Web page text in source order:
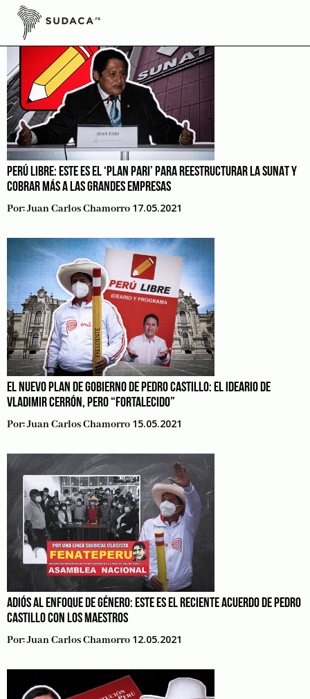
Skip
content
PERÚ LIBRE: ESTE ES EL ‘PLAN PARI’ PARA REESTRUCTURAR LA SUNAT Y
COBRAR MÁS A LAS GRANDES EMPRESAS
Por:Juan Carlos Chamorro 17.05.2021
EL NUEVO PLAN DE GOBIERNO DE PEDRO CASTILLO: EL IDEARIO DE
VLADIMIR CERRÓN, PERO “FORTALECIDO”
Por:Juan Carlos Chamorro 15.05.2021
ADIÓS AL ENFOQUE DE GÉNERO: ESTE ES EL RECIENTE ACUERDO DE PEDRO
CASTILLO CON LOS MAESTROS
Por:Juan Carlos Chamorro 12.05.2021